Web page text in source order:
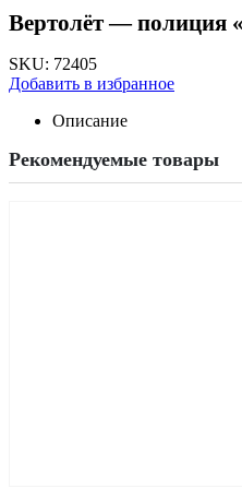
Вертолёт — полиция
SKU: 72405
Добавить в избранное
Описание
Рекомендуемые товары